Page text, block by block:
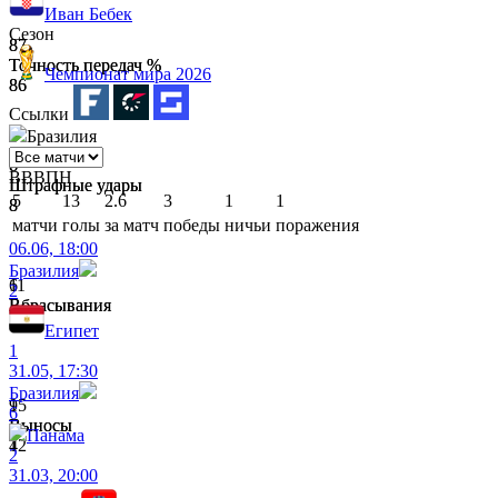
87
Точность передач %
86
8
Штрафные удары
8
11
Вбрасывания
7
9
Выносы
4
87
Точность передач %
86
6
Штрафные удары
8
6
Вбрасывания
6
15
Выносы
12
Иван Бебек
Сезон
Чемпионат мира 2026
Ссылки
Бразилия
ВВВПН
5
13 2.6 3 1
1
матчи голы за матч победы ничьи поражения
06.06, 18:00
Бразилия
2
Египет
1
31.05, 17:30
Бразилия
6
Панама
2
31.03, 20:00